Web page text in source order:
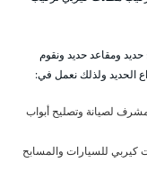
ومقاعد حديد ونقوم
الحديد ولذلك نعمل في:
لصيانة وتصليح أبواب
للسيارات والمسابح